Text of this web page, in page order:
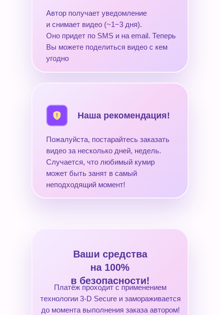
Автор получает уведомление
и снимает видео (~1−3 дня).
Оно придет по SMS и на email. Теперь
Вы можете поделиться видео с кем
угодно
Пожалуйста, постарайтесь заказать
видео за несколько дней, недель.
Случается, что любимый кумир
может быть занят в самый
неподходящий момент!
Наша рекомендация!
Платёж проходит с применением
технологии 3-D Secure и замораживается
до момента выполнения заказа автором!
Ваши средства
на 100%
в безопасности!